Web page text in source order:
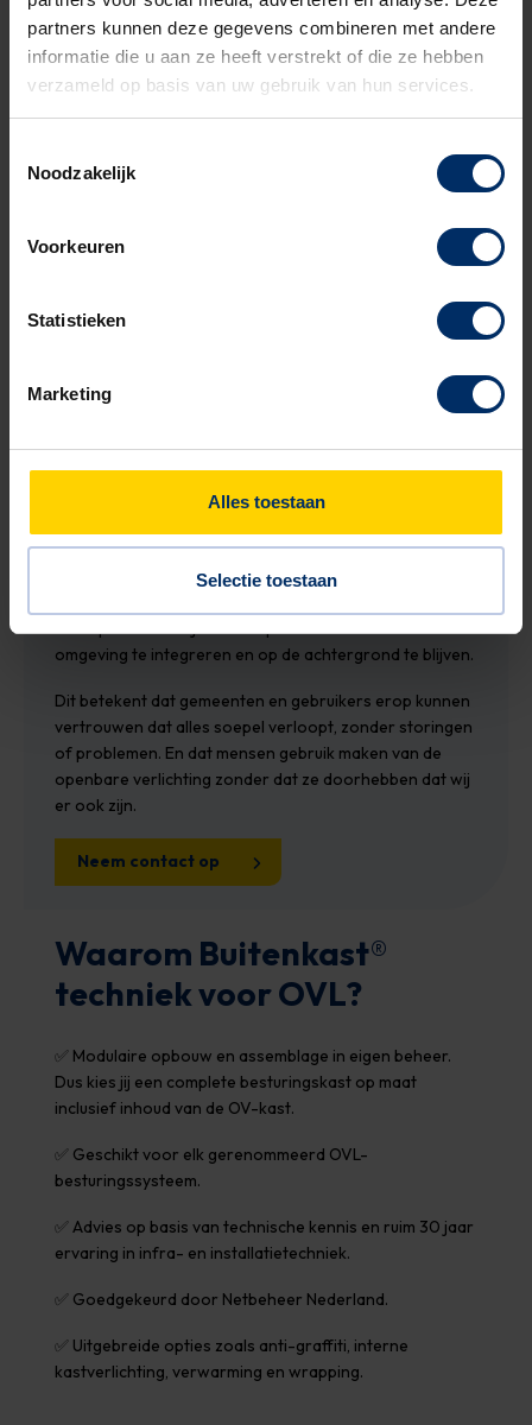
partners kunnen deze gegevens combineren met andere
informatie die u aan ze heeft verstrekt of die ze hebben
verzameld op basis van uw gebruik van hun services.
Noodzakelijk
Voorkeuren
Statistieken
Marketing
Alles toestaan
Selectie toestaan
Buitenkast®voor
openbare verlichting
Onze producten zijn ontworpen om naadloos in de
omgeving te integreren en op de achtergrond te blijven.
Dit betekent dat gemeenten en gebruikers erop kunnen
vertrouwen dat alles soepel verloopt, zonder storingen
of problemen. En dat mensen gebruik maken van de
openbare verlichting zonder dat ze doorhebben dat wij
er ook zijn.
Neem contact op
Waarom Buitenkast®
techniek voor OVL?
✅ Modulaire opbouw en assemblage in eigen beheer.
Dus kies jij een complete besturingskast op maat
inclusief inhoud van de OV-kast.
✅ Geschikt voor elk gerenommeerd OVL-
besturingssysteem.
✅ Advies op basis van technische kennis en ruim 30 jaar
ervaring in infra- en installatietechniek.
✅ Goedgekeurd door Netbeheer Nederland.
✅ Uitgebreide opties zoals anti-graffiti, interne
kastverlichting, verwarming en wrapping.